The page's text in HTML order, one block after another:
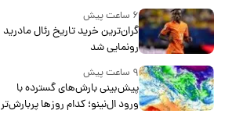
۶ ساعت پیش
گران‌ترین خرید تاریخ رئال مادرید
رونمایی شد
۹ ساعت پیش
پیش‌بینی بارش‌های گسترده با
ورود ال‌نینو؛ کدام روزها پربارش‌تر